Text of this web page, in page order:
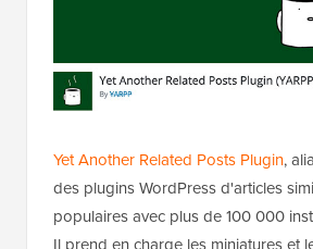
Yet Another Related Posts Plugin,
des plugins WordPress d'articles
populaires avec plus de 100 000
Il prend en charge les miniatures et